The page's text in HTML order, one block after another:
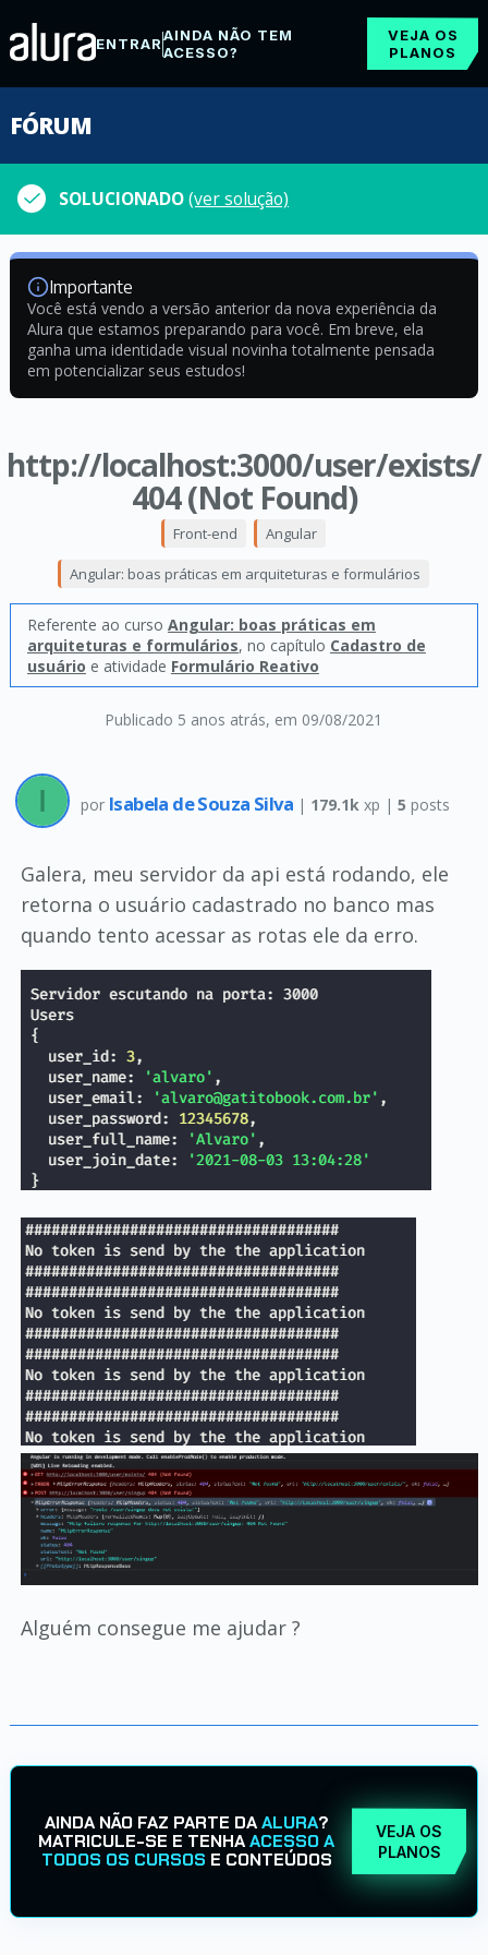
ENTRARAINDA NÃO TEM
ACESSO?
VEJA OS
PLANOS
FÓRUM
SOLUCIONADO(ver solução)
Importante
Você está vendo a versão anterior da nova experiência da
Alura que estamos preparando para você. Em breve, ela
ganha uma identidade visual novinha totalmente pensada
em potencializar seus estudos!
http://localhost:3000/user/exists/
404 (Not Found)
Publicado 5 anos atrás, em 09/08/2021
Front-end Angular
Angular: boas práticas em arquiteturas e formulários
Referente ao curso Angular: boas práticas em
arquiteturas e formulários, no capítulo Cadastro de
usuário e atividade Formulário Reativo
por Isabela de Souza Silva | 179.1k xp |5 posts
Galera, meu servidor da api está rodando, ele
retorna o usuário cadastrado no banco mas
quando tento acessar as rotas ele da erro.
Alguém consegue me ajudar ?
AINDA NÃO FAZ PARTE DAALURA?
MATRICULE-SE E TENHAACESSO A
TODOS OS CURSOS E CONTEÚDOS
VEJA OS
PLANOS